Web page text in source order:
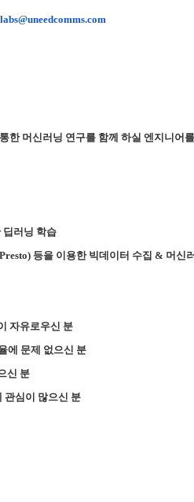
labs@uneedcomms.com
한 머신러닝 연구를 함께 하실 엔지니어
딥러닝 학습
등을 이용한 빅데이터 수집 & 머신
자유로우신 분
에 문제 없으신 분
신 분
관심이 많으신 분